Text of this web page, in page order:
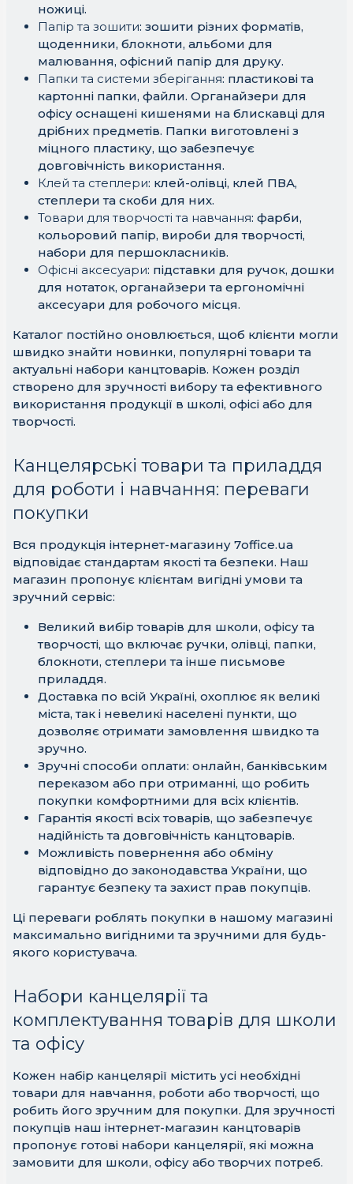
ножиці.
Папір та зошити: зошити різних форматів,
щоденники, блокноти, альбоми для
малювання, офісний папір для друку.
Папки та системи зберігання: пластикові та
картонні папки, файли. Органайзери для
офісу оснащені кишенями на блискавці для
дрібних предметів. Папки виготовлені з
міцного пластику, що забезпечує
довговічність використання.
Клей та степлери: клей-олівці, клей ПВА,
степлери та скоби для них.
Товари для творчості та навчання: фарби,
кольоровий папір, вироби для творчості,
набори для першокласників.
Офісні аксесуари: підставки для ручок, дошки
для нотаток, органайзери та ергономічні
аксесуари для робочого місця.
Каталог постійно оновлюється, щоб клієнти могли
швидко знайти новинки, популярні товари та
актуальні набори канцтоварів. Кожен розділ
створено для зручності вибору та ефективного
використання продукції в школі, офісі або для
творчості.
Канцелярські товари та приладдя
для роботи і навчання: переваги
покупки
Вся продукція інтернет-магазину 7office.ua
відповідає стандартам якості та безпеки. Наш
магазин пропонує клієнтам вигідні умови та
зручний сервіс:
Великий вибір товарів для школи, офісу та
творчості, що включає ручки, олівці, папки,
блокноти, степлери та інше письмове
приладдя.
Доставка по всій Україні, охоплює як великі
міста, так і невеликі населені пункти, що
дозволяє отримати замовлення швидко та
зручно.
Зручні способи оплати: онлайн, банківським
переказом або при отриманні, що робить
покупки комфортними для всіх клієнтів.
Гарантія якості всіх товарів, що забезпечує
надійність та довговічність канцтоварів.
Можливість повернення або обміну
відповідно до законодавства України, що
гарантує безпеку та захист прав покупців.
Ці переваги роблять покупки в нашому магазині
максимально вигідними та зручними для будь-
якого користувача.
Набори канцелярії та
комплектування товарів для школи
та офісу
Кожен набір канцелярії містить усі необхідні
товари для навчання, роботи або творчості, що
робить його зручним для покупки. Для зручності
покупців наш інтернет-магазин канцтоварів
пропонує готові набори канцелярії, які можна
замовити для школи, офісу або творчих потреб.